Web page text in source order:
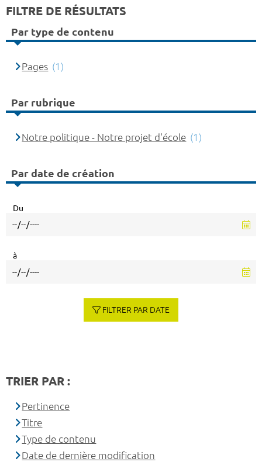
FILTRE DE RÉSULTATS
Par type de contenu
Pages (1)
Par rubrique
Notre politique - Notre projet d'école (1)
Par date de création
Du
à
FILTRER PAR DATE
TRIER PAR :
Pertinence
Titre
Type de contenu
Date de dernière modification